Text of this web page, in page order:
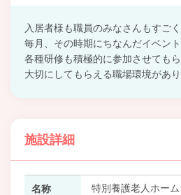
入居者様も職員のみなさんもすご
毎月、その時期にちなんだイベン
各種研修も積極的に参加させても
大切にしてもらえる職場環境があり
施設詳細
名称 特別養護老人ホーム